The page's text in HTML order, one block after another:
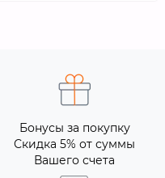
Бонусы за покупку
Скидка 5% от суммы
Вашего счета